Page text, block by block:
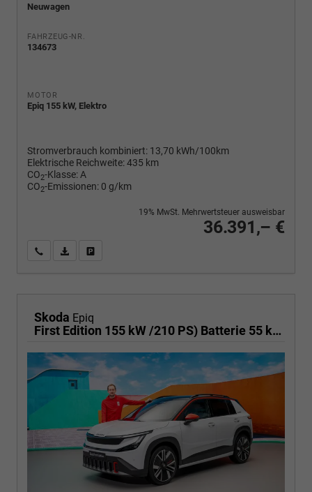
Neuwagen
FAHRZEUG-NR.
134673
MOTOR
Epiq 155 kW, Elektro
Stromverbrauch kombiniert: 13,70 kWh/100km
Elektrische Reichweite:435 km
CO2-Klasse:A
CO2-Emissionen: 0 g/km
36.391,– €
19% MwSt. Mehrwertsteuer ausweisbar
Wir rufen Sie anPDF-Fahrzeugexposé drucken
Skoda Epiq
First Edition 155 kW /210 PS) Batterie 55 kW; Klimaautomatik 2 Zonen, 18 Zoll Aluräder, Phone Box, AHK Vorbereitung, Sitzheizung,ACC prediktiv,Kessy Full, LED Alarmanlage, PDC v+h, Sun Set, 4 j.Garantie